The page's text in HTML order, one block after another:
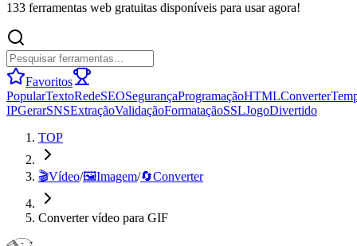
133 ferramentas web gratuitas disponíveis para usar agora!
Favoritos
PopularTextoRedeSEOSegurançaProgramaçãoHTMLConverter
IPGerarSNSExtraçãoValidaçãoFormataçãoSSLJogoDivertido
TOP
🎬Vídeo/🖼️Imagem/🔄Converter
Converter vídeo para GIF